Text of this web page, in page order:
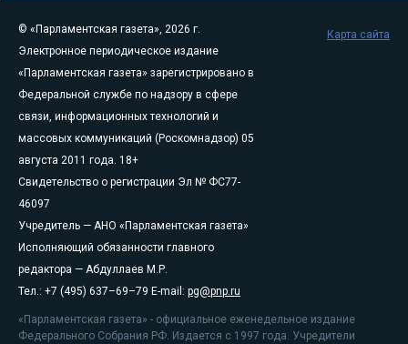
© «Парламентская газета», 2026 г.
Электронное периодическое издание
«Парламентская газета» зарегистрировано в
Федеральной службе по надзору в сфере
связи, информационных технологий и
массовых коммуникаций (Роскомнадзор) 05
августа 2011 года. 18+
Свидетельство о регистрации Эл № ФС77-
46097
Учредитель — АНО «Парламентская газета»
Исполняющий обязанности главного
редактора — Абдуллаев М.Р.
Тел.: +7 (495) 637–69–79 E-mail: pg@pnp.ru
«Парламентская газета» - официальное еженедельное издание
Федерального Собрания РФ. Издается с 1997 года. Учредители
Карта сайта